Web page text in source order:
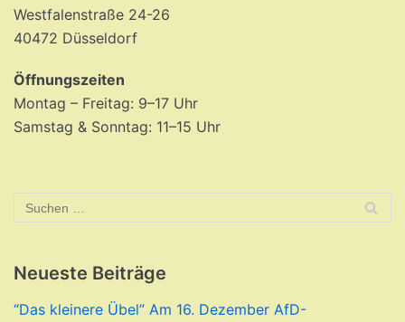
Westfalenstraße 24-26
40472 Düsseldorf
Öffnungszeiten
Montag – Freitag: 9–17 Uhr
Samstag & Sonntag: 11–15 Uhr
Neueste Beiträge
“Das kleinere Übel” Am 16. Dezember AfD-